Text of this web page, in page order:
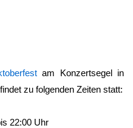
am Konzertsegel in
zu folgenden Zeiten statt:
22:00 Uhr